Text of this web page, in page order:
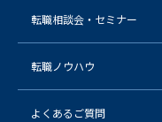
転職相談会・セミナー
転職ノウハウ
よくあるご質問